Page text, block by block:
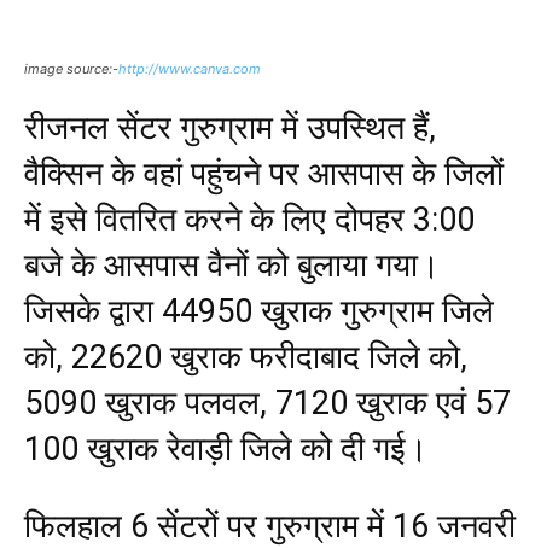
image source:-http://www.canva.com
रीजनल सेंटर गुरुग्राम में उपस्थित हैं,
वैक्सिन के वहां पहुंचने पर आसपास के जिलों
में इसे वितरित करने के लिए दोपहर 3:00
बजे के आसपास वैनों को बुलाया गया।
जिसके द्वारा 44950 खुराक गुरुग्राम जिले
को, 22620 खुराक फरीदाबाद जिले को,
5090 खुराक पलवल, 7120 खुराक एवं 57
100 खुराक रेवाड़ी जिले को दी गई।
फिलहाल 6 सेंटरों पर गुरुग्राम में 16 जनवरी